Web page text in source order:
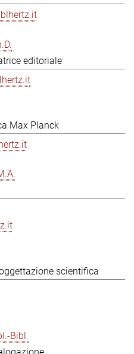
editoriale
Max Planck
scientifica
Bibl.